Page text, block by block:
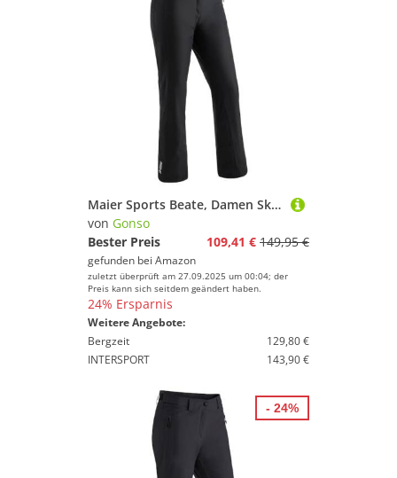
Maier Sports Beate, Damen Skihose, Wasserdichte Schneehose, Schützender Schneefang und verstellbarer Bund, PFC-frei, mTHERM Wattierung & mTEX Wetterschutz
von Gonso
Bester Preis
109,41 € 149,95 €
gefunden bei Amazon
zuletzt überprüft am 27.09.2025 um 00:04; der
Preis kann sich seitdem geändert haben.
24% Ersparnis
Weitere Angebote:
Bergzeit
129,80 €
INTERSPORT
143,90 €
- 24%